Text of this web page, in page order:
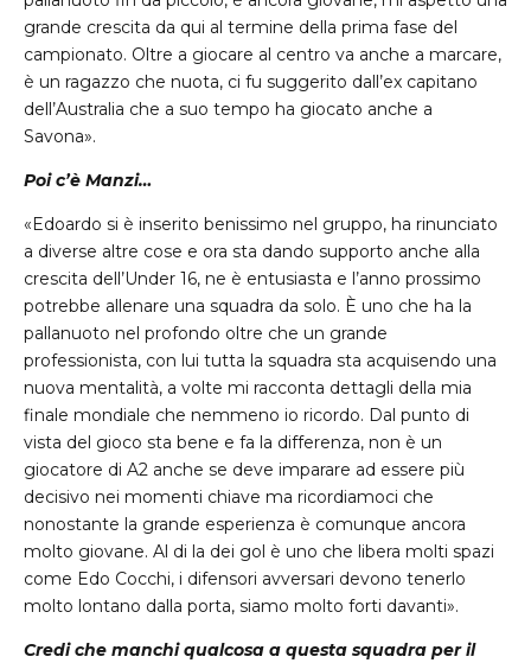
grande crescita da qui al termine della prima fase del
campionato. Oltre a giocare al centro va anche a marcare,
è un ragazzo che nuota, ci fu suggerito dall’ex capitano
dell’Australia che a suo tempo ha giocato anche a
Savona».
Poi c’è Manzi…
«Edoardo si è inserito benissimo nel gruppo, ha rinunciato
a diverse altre cose e ora sta dando supporto anche alla
crescita dell’Under 16, ne è entusiasta e l’anno prossimo
potrebbe allenare una squadra da solo. È uno che ha la
pallanuoto nel profondo oltre che un grande
professionista, con lui tutta la squadra sta acquisendo una
nuova mentalità, a volte mi racconta dettagli della mia
finale mondiale che nemmeno io ricordo. Dal punto di
vista del gioco sta bene e fa la differenza, non è un
giocatore di A2 anche se deve imparare ad essere più
decisivo nei momenti chiave ma ricordiamoci che
nonostante la grande esperienza è comunque ancora
molto giovane. Al di la dei gol è uno che libera molti spazi
come Edo Cocchi, i difensori avversari devono tenerlo
molto lontano dalla porta, siamo molto forti davanti».
Credi che manchi qualcosa a questa squadra per il